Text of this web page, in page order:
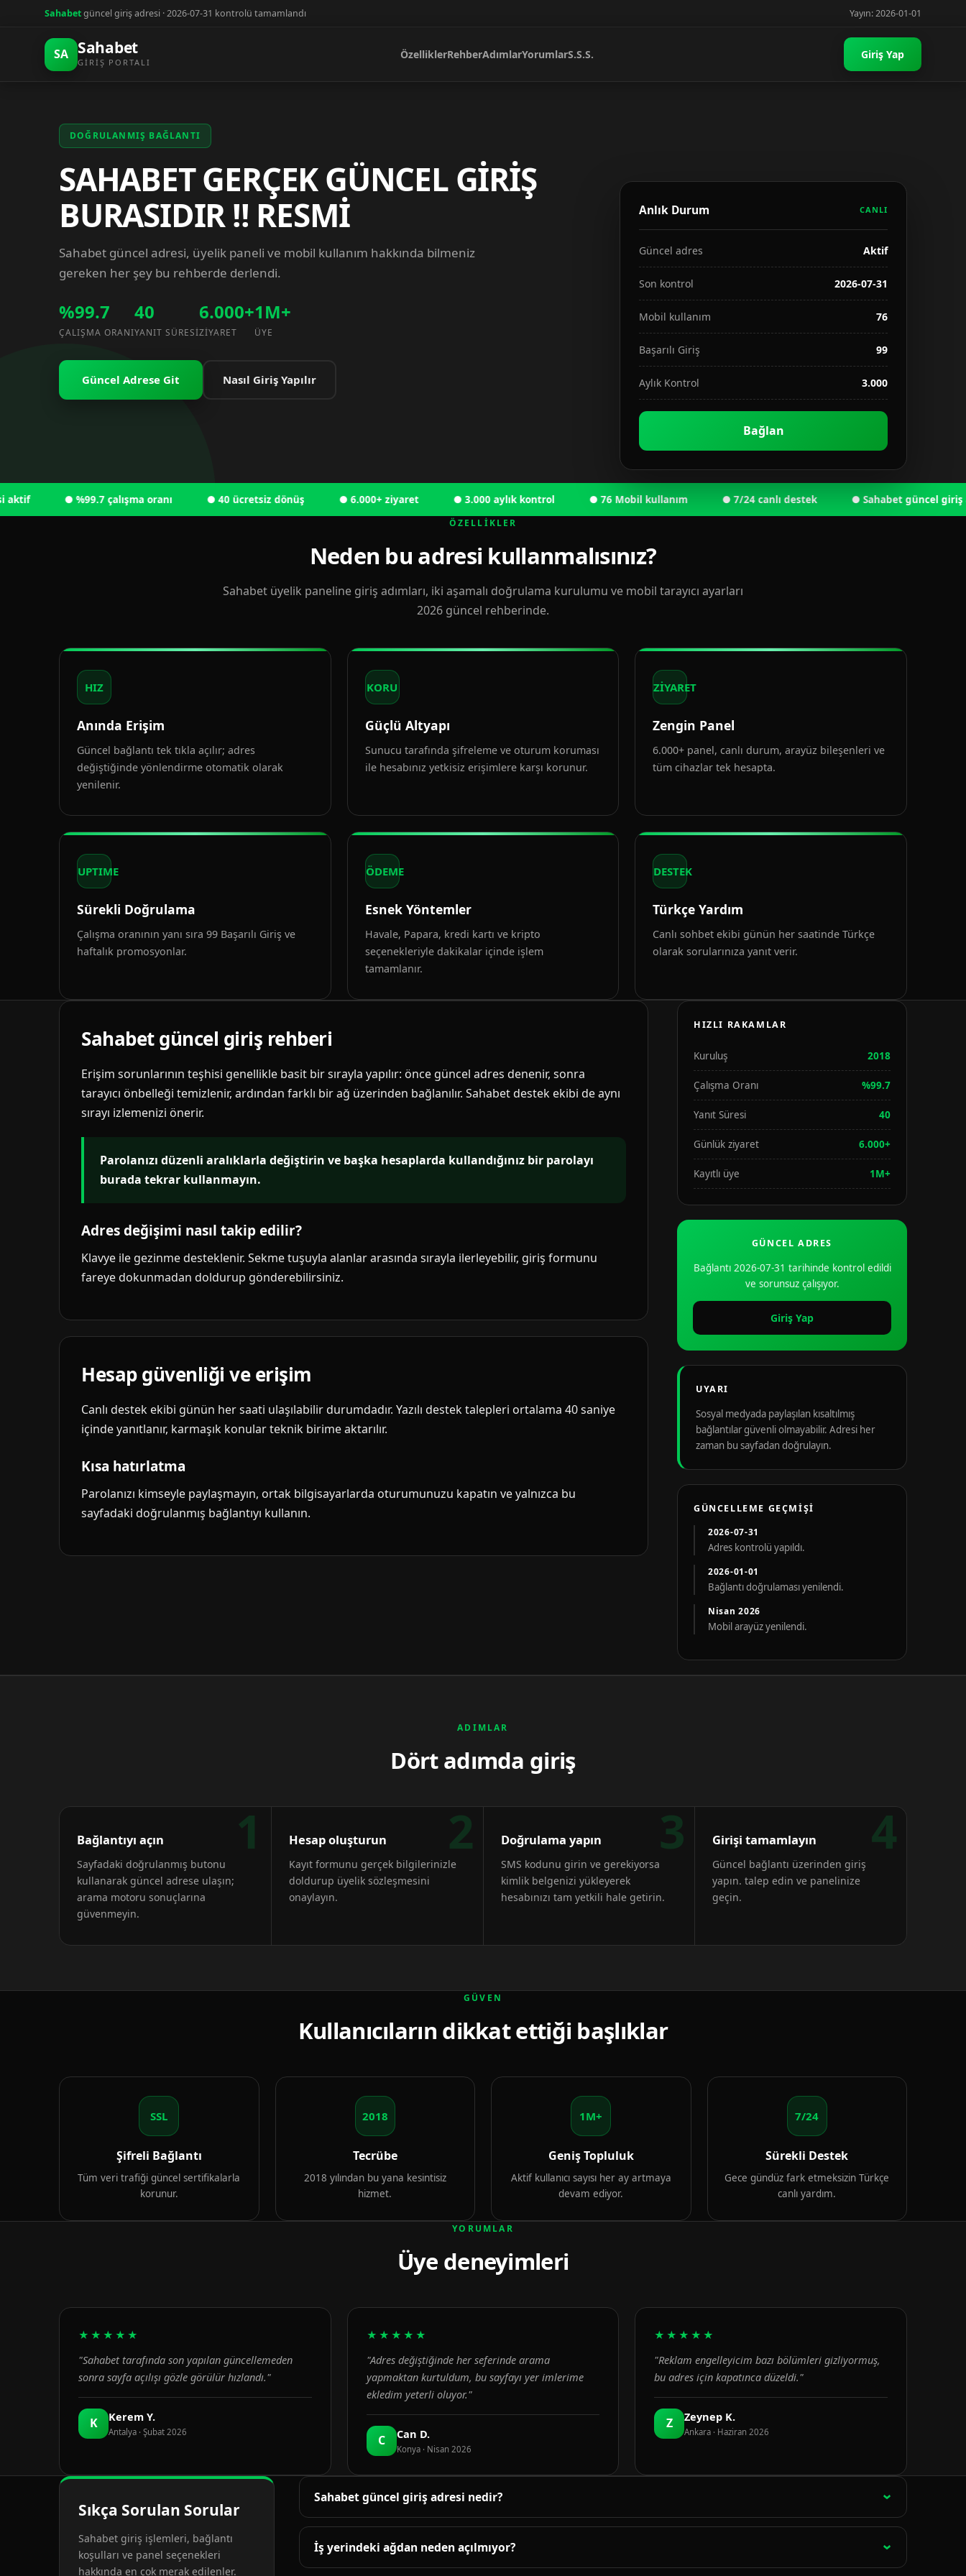
Sahabetgüncel giriş adresi · 2026-07-31 kontrolü tamamlandı Yayın: 2026-01-01
SA Sahabet
GIRIŞ PORTALI
ÖzelliklerRehberAdımlarYorumlarS.S.S. Giriş Yap
DOĞRULANMIŞ BAĞLANTI
SAHABET GERÇEK GÜNCEL GİRİŞ
BURASIDIR !! RESMİ
Sahabet güncel adresi, üyelik paneli ve mobil kullanım hakkında bilmeniz
gereken her şey bu rehberde derlendi.
%99.7
ÇALIŞMA ORANI
40
YANIT SÜRESI
6.000+
ZIYARET
1M+
ÜYE
Güncel Adrese Git Nasıl Giriş Yapılır
Anlık Durum CANLI
Güncel adres Aktif
Son kontrol 2026-07-31
Mobil kullanım 76
Başarılı Giriş 99
Aylık Kontrol 3.000
Bağlan
● %99.7 çalışma oranı ● 40 ücretsiz dönüş ● 6.000+ ziyaret ● 3.000 aylık kontrol ● 76 Mobil kullanım ● 7/24 canlı destek ● Sahabet güncel giriş
ÖZELLIKLER
Neden bu adresi kullanmalısınız?
Sahabet üyelik paneline giriş adımları, iki aşamalı doğrulama kurulumu ve mobil tarayıcı ayarları
2026 güncel rehberinde.
HIZ
Anında Erişim
Güncel bağlantı tek tıkla açılır; adres
değiştiğinde yönlendirme otomatik olarak
yenilenir.
KORU
Güçlü Altyapı
Sunucu tarafında şifreleme ve oturum koruması
ile hesabınız yetkisiz erişimlere karşı korunur.
ZİYARET
Zengin Panel
6.000+ panel, canlı durum, arayüz bileşenleri ve
tüm cihazlar tek hesapta.
UPTIME
Sürekli Doğrulama
Çalışma oranının yanı sıra 99 Başarılı Giriş ve
haftalık promosyonlar.
ÖDEME
Esnek Yöntemler
Havale, Papara, kredi kartı ve kripto
seçenekleriyle dakikalar içinde işlem
tamamlanır.
DESTEK
Türkçe Yardım
Canlı sohbet ekibi günün her saatinde Türkçe
olarak sorularınıza yanıt verir.
Sahabet güncel giriş rehberi
Erişim sorunlarının teşhisi genellikle basit bir sırayla yapılır: önce güncel adres denenir, sonra
tarayıcı önbelleği temizlenir, ardından farklı bir ağ üzerinden bağlanılır. Sahabet destek ekibi de aynı
sırayı izlemenizi önerir.
Parolanızı düzenli aralıklarla değiştirin ve başka hesaplarda kullandığınız bir parolayı
burada tekrar kullanmayın.
Adres değişimi nasıl takip edilir?
Klavye ile gezinme desteklenir. Sekme tuşuyla alanlar arasında sırayla ilerleyebilir, giriş formunu
fareye dokunmadan doldurup gönderebilirsiniz.
Hesap güvenliği ve erişim
Canlı destek ekibi günün her saati ulaşılabilir durumdadır. Yazılı destek talepleri ortalama 40 saniye
içinde yanıtlanır, karmaşık konular teknik birime aktarılır.
Kısa hatırlatma
Parolanızı kimseyle paylaşmayın, ortak bilgisayarlarda oturumunuzu kapatın ve yalnızca bu
sayfadaki doğrulanmış bağlantıyı kullanın.
HIZLI RAKAMLAR
Kuruluş 2018
Çalışma Oranı %99.7
Yanıt Süresi 40
Günlük ziyaret 6.000+
Kayıtlı üye 1M+
GÜNCEL ADRES
Bağlantı 2026-07-31 tarihinde kontrol edildi
ve sorunsuz çalışıyor.
Giriş Yap
UYARI
Sosyal medyada paylaşılan kısaltılmış
bağlantılar güvenli olmayabilir. Adresi her
zaman bu sayfadan doğrulayın.
GÜNCELLEME GEÇMIŞI
2026-07-31
Adres kontrolü yapıldı.
2026-01-01
Bağlantı doğrulaması yenilendi.
Nisan 2026
Mobil arayüz yenilendi.
ADIMLAR
Dört adımda giriş
1
Bağlantıyı açın
Sayfadaki doğrulanmış butonu
kullanarak güncel adrese ulaşın;
arama motoru sonuçlarına
güvenmeyin.
2
Hesap oluşturun
Kayıt formunu gerçek bilgilerinizle
doldurup üyelik sözleşmesini
onaylayın.
3
Doğrulama yapın
SMS kodunu girin ve gerekiyorsa
kimlik belgenizi yükleyerek
hesabınızı tam yetkili hale getirin.
4
Girişi tamamlayın
Güncel bağlantı üzerinden giriş
yapın. talep edin ve panelinize
geçin.
GÜVEN
Kullanıcıların dikkat ettiği başlıklar
SSL
Şifreli Bağlantı
Tüm veri trafiği güncel sertifikalarla
korunur.
2018
Tecrübe
2018 yılından bu yana kesintisiz
hizmet.
1M+
Geniş Topluluk
Aktif kullanıcı sayısı her ay artmaya
devam ediyor.
7/24
Sürekli Destek
Gece gündüz fark etmeksizin Türkçe
canlı yardım.
YORUMLAR
Üye deneyimleri
★★★★★
"Sahabet tarafında son yapılan güncellemeden
sonra sayfa açılışı gözle görülür hızlandı."
K Kerem Y.
Antalya · Şubat 2026
★★★★★
"Adres değiştiğinde her seferinde arama
yapmaktan kurtuldum, bu sayfayı yer imlerime
ekledim yeterli oluyor."
C Can D.
Konya · Nisan 2026
★★★★★
"Reklam engelleyicim bazı bölümleri gizliyormuş,
bu adres için kapatınca düzeldi."
Z Zeynep K.
Ankara · Haziran 2026
Sıkça Sorulan Sorular
Sahabet giriş işlemleri, bağlantı
koşulları ve panel seçenekleri
hakkında en çok merak edilenler.
Sahabet güncel giriş adresi nedir?
Güncel adres bu sayfanın üst bölümündeki bağlantıda yayınlanır. Bağlantı 15 dakikada bir otomatik olarak
denetlenir; adres değiştiğinde sayfa yenilenir.
İş yerindeki ağdan neden açılmıyor?